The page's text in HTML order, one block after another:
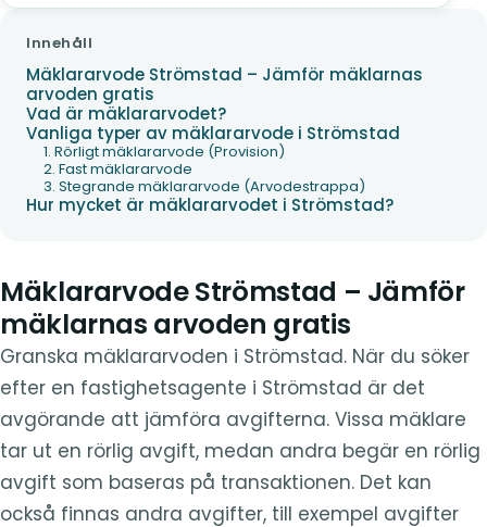
Mäklararvode Strömstad – Jämför
mäklarnas arvoden gratis
Granska mäklararvoden i Strömstad. När du söker
efter en fastighetsagente i Strömstad är det
avgörande att jämföra avgifterna. Vissa mäklare
tar ut en rörlig avgift, medan andra begär en rörlig
avgift som baseras på transaktionen. Det kan
också finnas andra avgifter, till exempel avgifter
Innehåll
Mäklararvode Strömstad – Jämför mäklarnas
arvoden gratis
Vad är mäklararvodet?
Vanliga typer av mäklararvode i Strömstad
1. Rörligt mäklararvode (Provision)
2. Fast mäklararvode
3. Stegrande mäklararvode (Arvodestrappa)
Hur mycket är mäklararvodet i Strömstad?